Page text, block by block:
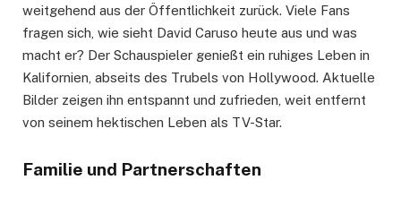
weitgehend aus der Öffentlichkeit zurück. Viele Fans
fragen sich, wie sieht David Caruso heute aus und was
macht er? Der Schauspieler genießt ein ruhiges Leben in
Kalifornien, abseits des Trubels von Hollywood. Aktuelle
Bilder zeigen ihn entspannt und zufrieden, weit entfernt
von seinem hektischen Leben als TV-Star.
Familie und Partnerschaften